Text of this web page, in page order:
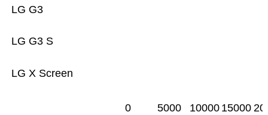
LG X Screen
LG G3 S
LG G3
0 5000 10000 15000